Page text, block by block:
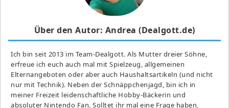
Über den Autor: Andrea (Dealgott.de)
Ich bin seit 2013 im Team-Dealgott. Als Mutter dreier Söhne,
erfreue ich euch auch mal mit Spielzeug, allgemeinen
Elternangeboten oder aber auch Haushaltsartikeln (und nicht
nur mit Technik). Neben der Schnäppchenjagd, bin ich in
meiner Freizeit leidenschaftliche Hobby-Bäckerin und
absoluter Nintendo Fan. Solltet ihr mal eine Frage haben,